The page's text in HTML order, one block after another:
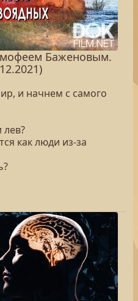
Баженовым.
и начнем с самого
лев?
как люди из-за